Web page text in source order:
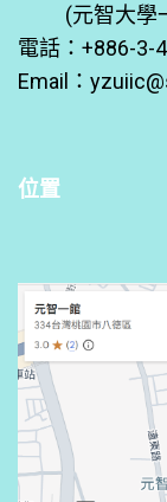
(元智大學一
電話：+886-3-
Email：
位置